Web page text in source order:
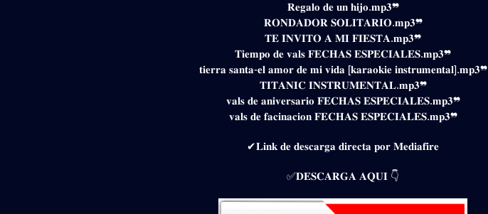
𝐑𝐞𝐠𝐚𝐥𝐨 𝐝𝐞 𝐮𝐧 𝐡𝐢𝐣𝐨.𝐦𝐩𝟑❞
𝐑𝐎𝐍𝐃𝐀𝐃𝐎𝐑 𝐒𝐎𝐋𝐈𝐓𝐀𝐑𝐈𝐎.𝐦𝐩𝟑❞
𝐓𝐄 𝐈𝐍𝐕𝐈𝐓𝐎 𝐀 𝐌𝐈 𝐅𝐈𝐄𝐒𝐓𝐀.𝐦𝐩𝟑❞
𝐓𝐢𝐞𝐦𝐩𝐨 𝐝𝐞 𝐯𝐚𝐥𝐬 𝐅𝐄𝐂𝐇𝐀𝐒 𝐄𝐒𝐏𝐄𝐂𝐈𝐀𝐋𝐄𝐒.𝐦𝐩𝟑❞
𝐭𝐢𝐞𝐫𝐫𝐚 𝐬𝐚𝐧𝐭𝐚-𝐞𝐥 𝐚𝐦𝐨𝐫 𝐝𝐞 𝐦𝐢 𝐯𝐢𝐝𝐚 [𝐤𝐚𝐫𝐚𝐨𝐤𝐢𝐞 𝐢𝐧𝐬𝐭𝐫𝐮𝐦𝐞𝐧𝐭𝐚𝐥].𝐦𝐩𝟑❞
𝐓𝐈𝐓𝐀𝐍𝐈𝐂 𝐈𝐍𝐒𝐓𝐑𝐔𝐌𝐄𝐍𝐓𝐀𝐋.𝐦𝐩𝟑❞
𝐯𝐚𝐥𝐬 𝐝𝐞 𝐚𝐧𝐢𝐯𝐞𝐫𝐬𝐚𝐫𝐢𝐨 𝐅𝐄𝐂𝐇𝐀𝐒 𝐄𝐒𝐏𝐄𝐂𝐈𝐀𝐋𝐄𝐒.𝐦𝐩𝟑❞
𝐯𝐚𝐥𝐬 𝐝𝐞 𝐟𝐚𝐜𝐢𝐧𝐚𝐜𝐢𝐨𝐧 𝐅𝐄𝐂𝐇𝐀𝐒 𝐄𝐒𝐏𝐄𝐂𝐈𝐀𝐋𝐄𝐒.𝐦𝐩𝟑❞
✔𝐋𝐢𝐧𝐤 𝐝𝐞 𝐝𝐞𝐬𝐜𝐚𝐫𝐠𝐚 𝐝𝐢𝐫𝐞𝐜𝐭𝐚 𝐩𝐨𝐫 𝐌𝐞𝐝𝐢𝐚𝐟𝐢𝐫𝐞
✅𝐃𝐄𝐒𝐂𝐀𝐑𝐆𝐀 𝐀𝐐𝐔𝐈 👇